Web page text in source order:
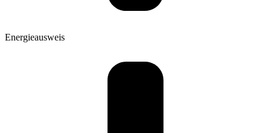
Energieausweis